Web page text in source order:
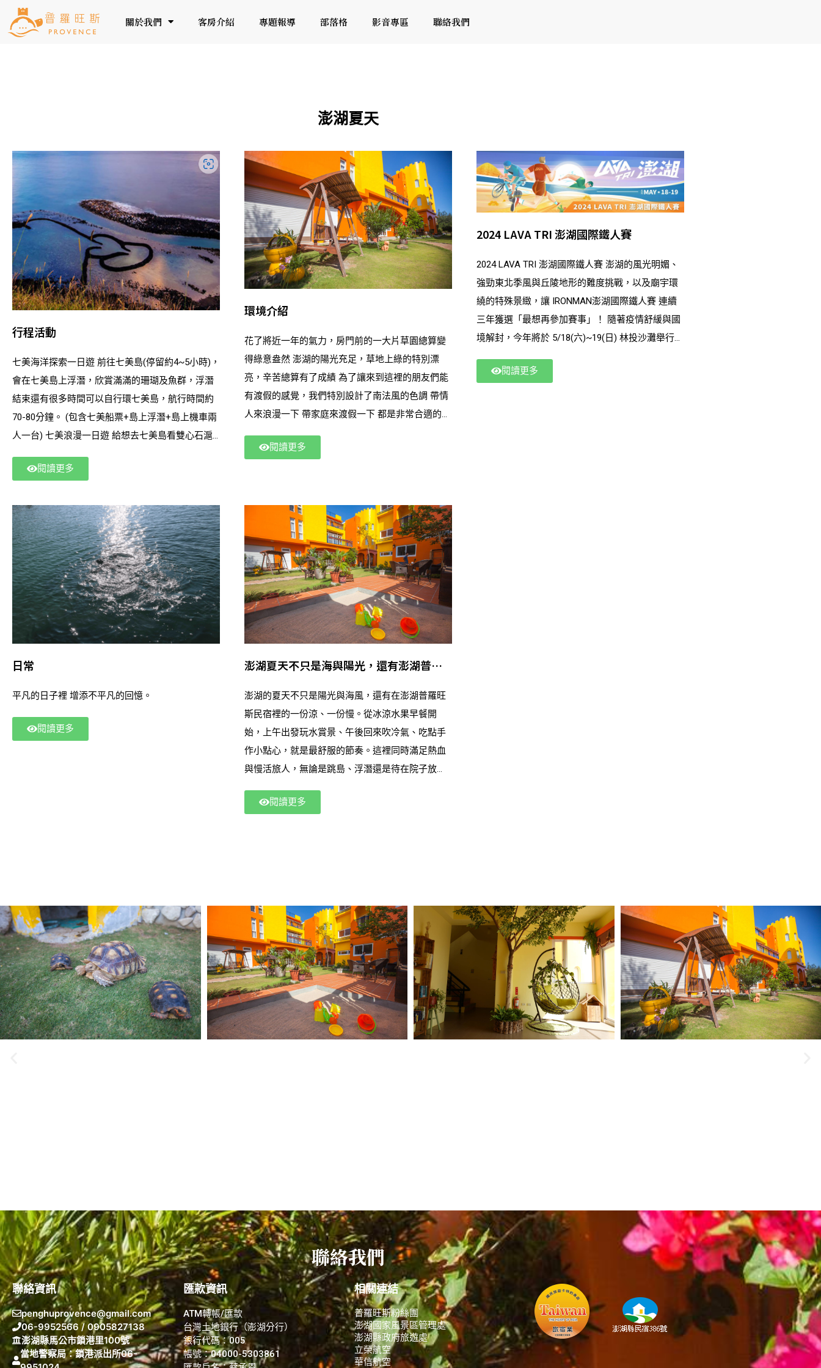
關於我們 客房介紹 專題報導 部落格 影音專區 聯絡我們
澎湖夏天
行程活動
七美海洋探索一日遊 前往七美島(停留約4~5小時)，
會在七美島上浮潛，欣賞滿滿的珊瑚及魚群，浮潛
結束還有很多時間可以自行環七美島，航行時間約
70-80分鐘。 (包含七美船票+島上浮潛+島上機車兩
人一台) 七美浪漫一日遊 給想去七美島看雙心石滬
時自由行。 (包含七美船票+島上機車兩人一台) 七
訪被時間遺忘的島嶼－東吉嶼，遊覽東吉燈塔、八
卦山等，再帶你前往西吉嶼知名藍洞，親睹神秘且
令人嚮往的藍色仙境，接著前進七美島有著小臺灣
及雙心石滬等景點，最後巡航東嶼坪、西嶼坪等小
島。 (包含船票＋七美島機車兩人一台＋隨船導覽)
閱讀更多
環境介紹
花了將近一年的氣力，房門前的一大片草園總算變
得綠意盎然 澎湖的陽光充足，草地上綠的特別漂
亮，辛苦總算有了成績 為了讓來到這裡的朋友們能
有渡假的感覺，我們特別設計了南法風的色調 帶情
人來浪漫一下 帶家庭來渡假一下 都是非常合適的喔
人，休閒的渡假風情，還有真誠的貼心服務。 戶外
臉上，這時候，孩子們在沙丘城堡裡玩著沙，圍繞
在四周的花團錦簇，都是我們與你邂逅的證明，此
刻，迎接你的是菊島陽光般的主人帶給你滿滿的人
情味。
閱讀更多
2024 LAVA TRI 澎湖國際鐵人賽
2024 LAVA TRI 澎湖國際鐵人賽 澎湖的風光明媚、
強勁東北季風與丘陵地形的難度挑戰，以及廟宇環
繞的特殊景緻，讓 IRONMAN澎湖國際鐵人賽 連續
三年獲選「最想再參加賽事」！ 隨著疫情舒緩與國
境解封，今年將於 5/18(六)~19(日) 林投沙灘舉行
51.5KM與小鐵人賽，更可視為 2025 IRONMAN 226
閱讀更多
日常
平凡的日子裡 增添不平凡的回憶。
閱讀更多
澎湖夏天不只是海與陽光，還有澎湖普羅
澎湖的夏天不只是陽光與海風，還有在澎湖普羅旺
斯民宿裡的一份涼、一份慢。從冰涼水果早餐開
始，上午出發玩水賞景、午後回來吹冷氣、吃點手
作小點心，就是最舒服的節奏。這裡同時滿足熱血
與慢活旅人，無論是跳島、浮潛還是待在院子放
眠，讓夏天成為一段被好好照顧過的旅程。
閱讀更多
聯絡我們
聯絡資訊
penghuprovence@gmail.com
06-9952566 / 0905827138
澎湖縣馬公市鎖港里100號
當地警察局：鎖港派出所06-
匯款資訊
ATM轉帳/匯款
台灣土地銀行（澎湖分行）
銀行代碼：005
帳號：04000-5303861
相關連結
普羅旺斯粉絲團
澎湖國家風景區管理處
澎湖縣政府旅遊處
立榮航空
華信航空